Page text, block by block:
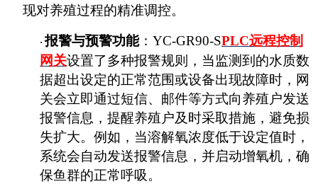
现对养殖过程的精准调控。
·报警与预警功能： YC-GR90-SPLC远程控制
网关设置了多种报警规则，当监测到的水质数
据超出设定的正常范围或设备出现故障时，网
关会立即通过短信、邮件等方式向养殖户发送
报警信息，提醒养殖户及时采取措施，避免损
失扩大。例如，当溶解氧浓度低于设定值时，
系统会自动发送报警信息，并启动增氧机，确
保鱼群的正常呼吸。